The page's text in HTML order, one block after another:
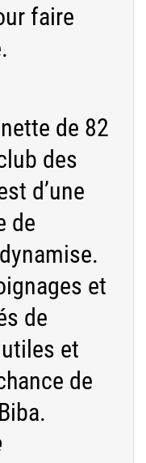
faire
de 82
des
d’une
de
et
de
et
de